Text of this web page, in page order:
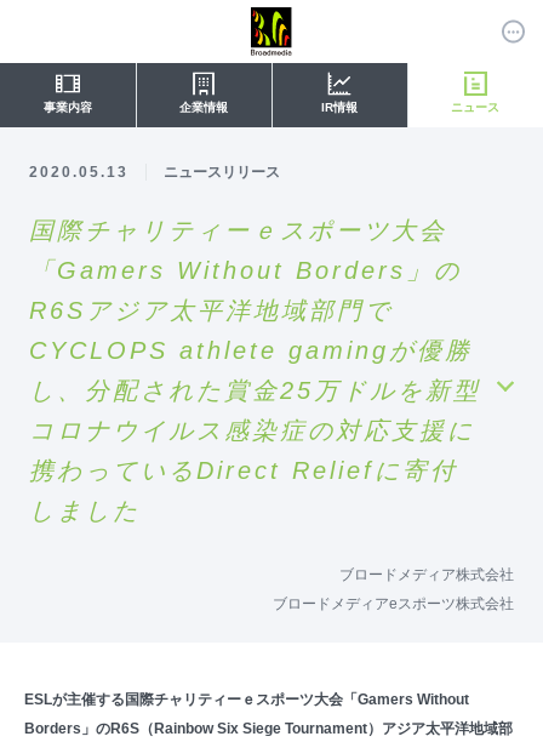
事業内容 企業情報 IR情報 ニュース
2020.05.13 ニュースリリース
国際チャリティーｅスポーツ大会
「Gamers Without Borders」の
R6Sアジア太平洋地域部門で
CYCLOPS athlete gamingが優勝
し、分配された賞金25万ドルを新型
コロナウイルス感染症の対応支援に
携わっているDirect Reliefに寄付
しました
ブロードメディア株式会社
ブロードメディアeスポーツ株式会社
ESLが主催する国際チャリティーｅスポーツ大会「Gamers Without
Borders」のR6S（Rainbow Six Siege Tournament）アジア太平洋地域部